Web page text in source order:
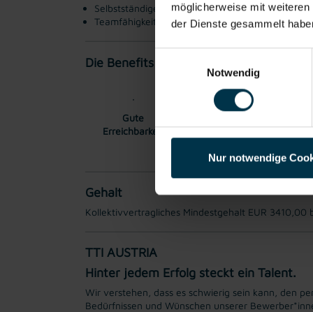
möglicherweise mit
der Dienste gesammelt
Notwendig
Nur notwendige
Selbstständige, sorgfältige und
Teamfähigkeit, Flexibilität und Zuverlässigkeit
Die Benefits:
Gute
Erreichbarkeit
Gehalt
Kollektivvertragliches Mindestgehalt EUR
TTI AUSTRIA
Hinter jedem Erfolg steckt ein Talent.
Wir verstehen, dass es schwierig sein kann, den
Bedürfnissen und Wünschen unserer